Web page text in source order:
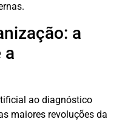
a
a
ao diagnóstico
maiores revoluções da